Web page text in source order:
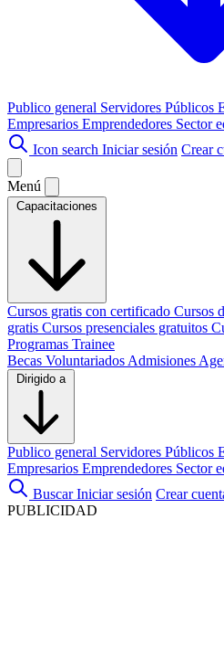
Publico general Servidores Públicos
Empresarios Emprendedores Sector
Icon search Iniciar sesión Crear
Menú
Capacitaciones
Cursos gratis con certificado Cursos
gratis Cursos presenciales gratuitos
Programas Trainee
Becas Voluntariados Admisiones
Dirigido a
Publico general Servidores Públicos
Empresarios Emprendedores Sector
Buscar Iniciar sesión Crear
PUBLICIDAD